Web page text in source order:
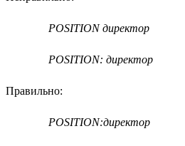
POSITION директор
POSITION: директор
Правильно:
POSITION:директор